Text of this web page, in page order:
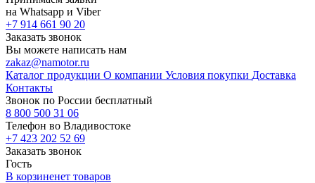
на Whatsapp и Viber
+7 914 661 90 20
Заказать звонок
Вы можете написать нам
zakaz@namotor.ru
Каталог продукции О компании Условия покупки Доставка
Контакты
Звонок по России бесплатный
8 800 500 31 06
Телефон во Владивостоке
+7 423 202 52 69
Заказать звонок
Гость
В корзиненет товаров